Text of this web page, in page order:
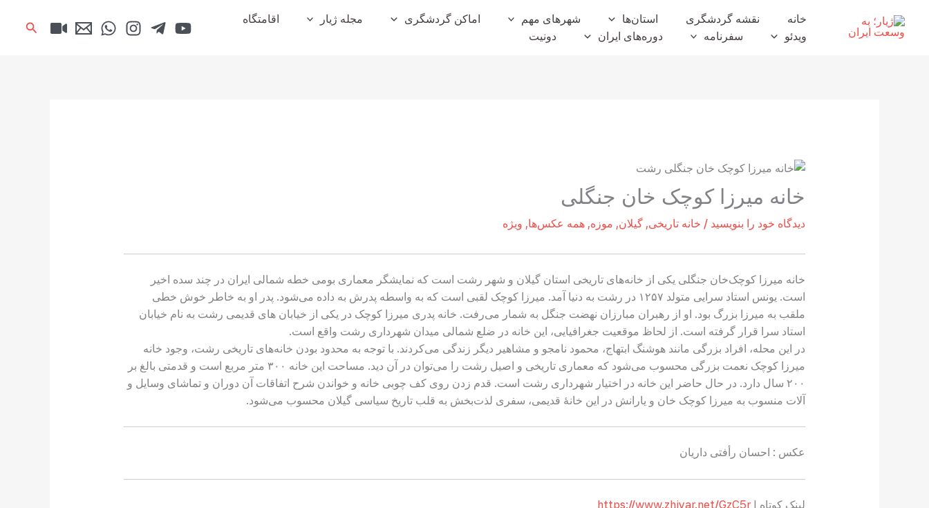
خانه نقشه گردشگری استان‌ها شهرهای مهم اماکن گردشگری مجله ژیار
اقامتگاه
ویدئو
سفرنامه دوره‌های ایران دونیت
جستجو
خانه میرزا کوچک خان جنگلی
دیدگاه‌ خود را بنویسید / خانه تاریخی, گیلان, موزه, همه عکس‌ها, ویژه
خانه میرزا کوچک‌خان جنگلی یکی از خانه‌های تاریخی استان گیلان و شهر رشت است که نمایشگر معماری بومی خطه شمالی ایران در چند سده اخیر
است. یونس استاد سرایی متولد ۱۲۵۷ در رشت به دنیا آمد. میرزا کوچک لقبی است که به واسطه پدرش به داده می‌شود. پدر او به خاطر خوش خطی
ملقب به میرزا بزرگ بود. او از رهبران مبارزان نهضت جنگل به شمار می‌رفت. خانه پدری میرزا کوچک در یکی از خیابان های قدیمی رشت به نام خیابان
استاد سرا قرار گرفته است. از لحاظ موقعیت جغرافیایی، این خانه در ضلع شمالی میدان شهرداری رشت واقع است.
در این محله، افراد بزرگی مانند هوشنگ ابتهاج، محمود نامجو و مشاهیر دیگر زندگی می‌کردند. با توجه به محدود بودن خانه‌های تاریخی رشت، وجود خانه
میرزا کوچک نعمت بزرگی محسوب می‌شود که معماری تاریخی و اصیل رشت را می‌توان در آن دید. مساحت این خانه ۳۰۰ متر مربع است و قدمتی بالغ بر
۲۰۰ سال دارد. در حال حاضر این خانه در اختیار شهرداری رشت است. قدم زدن روی کف چوبی خانه و خواندن شرح اتفاقات آن دوران و تماشای وسایل و
آلات منسوب به میرزا کوچک خان و یارانش در این خانۀ قدیمی، سفری لذت‌بخش به قلب تاریخ سیاسی گیلان محسوب می‌شود.
عکس :‌ احسان رأفتی داریان
لینک کوتاه | https://www.zhiyar.net/GzC5r